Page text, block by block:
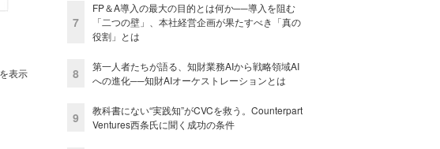
表示
7
FP＆A導入の最大の目的とは何か──導入を阻む
「二つの壁」、本社経営企画が果たすべき「真の
役割」とは
8
第一人者たちが語る、知財業務AIから戦略領域AI
への進化──知財AIオーケストレーションとは
9
教科書にない“実践知”がCVCを救う。Counterpart
Ventures西条氏に聞く成功の条件